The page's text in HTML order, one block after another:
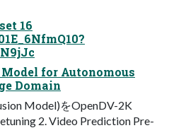
16
for Autonomous
Domain
Model)をOpenDV-2K
2. Video Prediction Pre-